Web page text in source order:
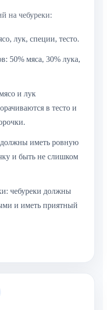
на чебуреки:
лук, специи, тесто.
50% мяса, 30% лука,
и лук
в тесто и
иметь ровную
и быть не слишком
чебуреки должны
и иметь приятный